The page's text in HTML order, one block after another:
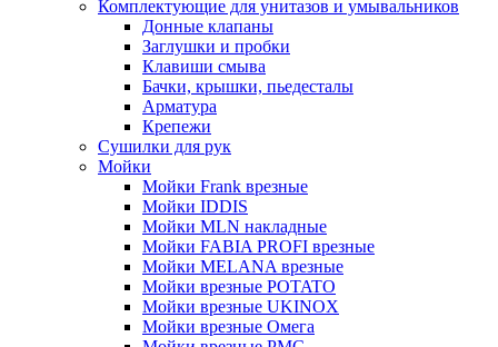
Комплектующие для унитазов и умывальников
Донные клапаны
Заглушки и пробки
Клавиши смыва
Бачки, крышки, пьедесталы
Арматура
Крепежи
Сушилки для рук
Мойки
Мойки Frank врезные
Мойки IDDIS
Мойки MLN накладные
Мойки FABIA PROFI врезные
Мойки MELANA врезные
Мойки врезные POTATO
Мойки врезные UKINOX
Мойки врезные Омега